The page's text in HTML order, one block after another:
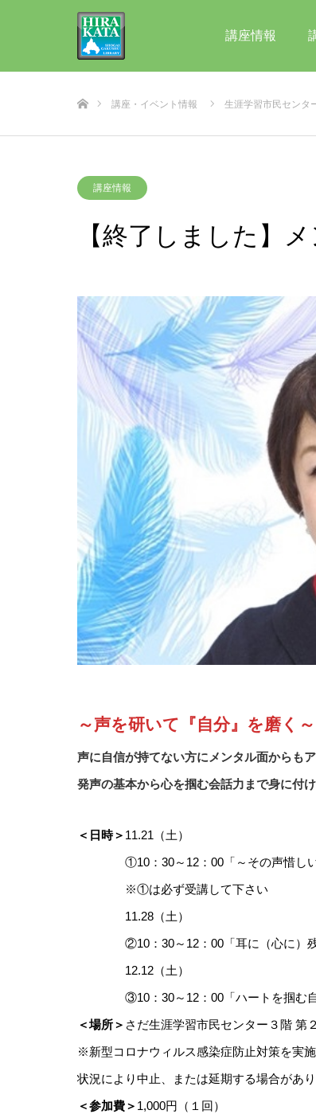
講座情報
講座・イベント情報 生涯学習市民センタ
講座情報
【終了しました】
～声を研いて『自分』を磨く～
声に自信が持てない方にメンタル面からもア
発声の基本から心を掴む会話力まで身に付
＜日時＞ 11.21（土）
①10：30～12：00「～その声惜しい！
※①は必ず受講して下さい
11.28（土）
②10：30～12：00「耳に（心に）残
12.12（土）
③10：30～12：00「ハートを掴む自
＜場所＞ さだ生涯学習市民センター３階 第
※新型コロナウィルス感染症防止対策を実
状況により中止、または延期する場合があり
＜参加費＞ 1,000円（１回）